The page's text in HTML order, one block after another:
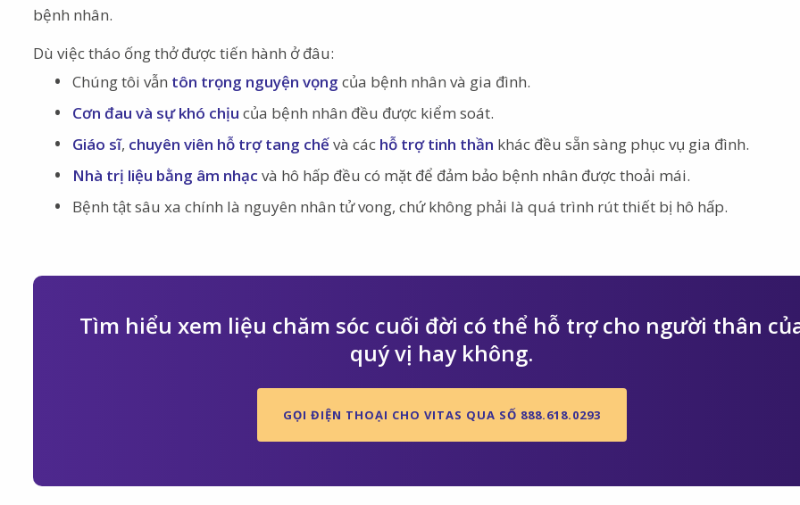
bệnh nhân.
Dù việc tháo ống thở được tiến hành ở đâu:
Chúng tôi vẫn tôn trọng nguyện vọng của bệnh nhân và gia đình.
Cơn đau và sự khó chịu của bệnh nhân đều được kiểm soát.
Giáo sĩ, chuyên viên hỗ trợ tang chếvà các hỗ trợ tinh thần khác đều sẵn sàng phục vụ gia đình.
Nhà trị liệu bằng âm nhạc và hô hấp đều có mặt để đảm bảo bệnh nhân được thoải mái.
Bệnh tật sâu xa chính là nguyên nhân tử vong, chứ không phải là quá trình rút thiết bị hô hấp.
Tìm hiểu xem liệu chăm sóc cuối đời có thể hỗ trợ cho người thân
quý vị hay không.
GỌI ĐIỆN THOẠI CHO VITAS QUA SỐ 888.618.0293